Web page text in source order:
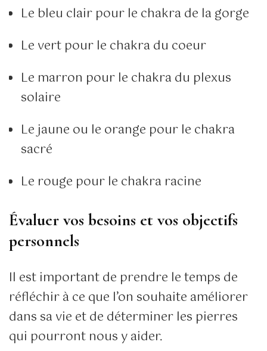
Le bleu clair pour le chakra de la gorge
Le vert pour le chakra du coeur
Le marron pour le chakra du plexus
solaire
Le jaune ou le orange pour le chakra
sacré
Le rouge pour le chakra racine
Évaluer vos besoins et vos objectifs
personnels
Il est important de prendre le temps de
réfléchir à ce que l’on souhaite améliorer
dans sa vie et de déterminer les pierres
qui pourront nous y aider.